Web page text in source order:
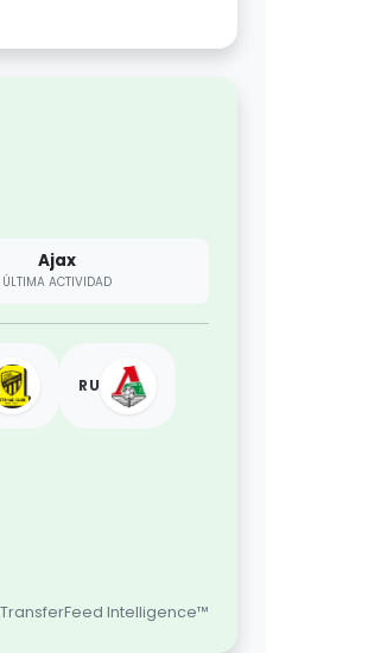
Ajax
ÚLTIMA ACTIVIDAD
RU
Intelligence™